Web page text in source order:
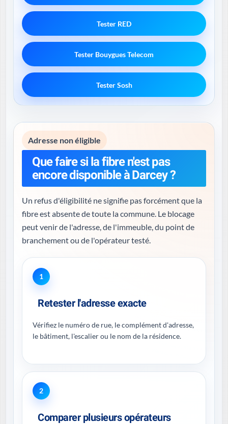
Tester RED
Tester Bouygues Telecom
Tester Sosh
Adresse non éligible
Que faire si la fibre n'est pas
encore disponible à Darcey ?
Un refus d'éligibilité ne signifie pas forcément que la
fibre est absente de toute la commune. Le blocage
peut venir de l'adresse, de l'immeuble, du point de
branchement ou de l'opérateur testé.
1
Retester l'adresse exacte
Vérifiez le numéro de rue, le complément d'adresse,
le bâtiment, l'escalier ou le nom de la résidence.
2
Comparer plusieurs opérateurs